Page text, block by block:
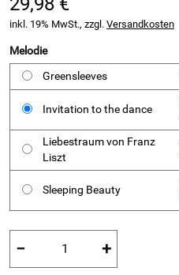
inkl. 19% MwSt., zzgl. Versandkosten
Melodie
Greensleeves
Invitation to the dance
Liebestraum von Franz
Liszt
Sleeping Beauty
− +